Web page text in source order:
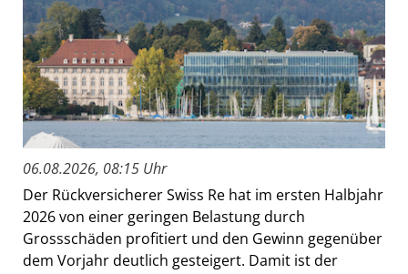
06.08.2026, 08:15 Uhr
Der Rückversicherer Swiss Re hat im ersten Halbjahr
2026 von einer geringen Belastung durch
Grossschäden profitiert und den Gewinn gegenüber
dem Vorjahr deutlich gesteigert. Damit ist der